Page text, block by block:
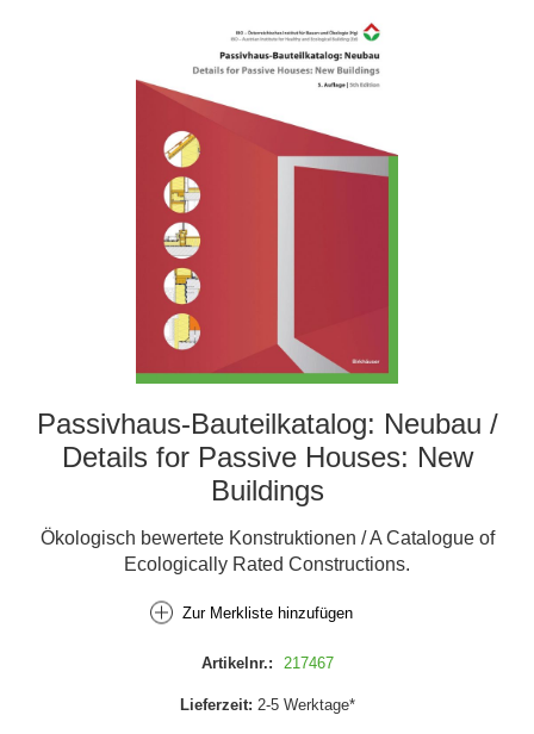
Passivhaus-Bauteilkatalog: Neubau /
Details for Passive Houses: New
Buildings
Ökologisch bewertete Konstruktionen / A Catalogue of
Ecologically Rated Constructions.
Zur Merkliste hinzufügen
Artikelnr.: 217467
Lieferzeit: 2-5 Werktage*